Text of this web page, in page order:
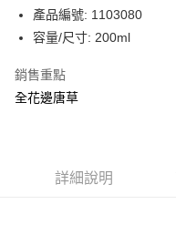
產品編號: 1103080
容量/尺寸: 200ml
銷售重點
全花邊唐草
詳細說明